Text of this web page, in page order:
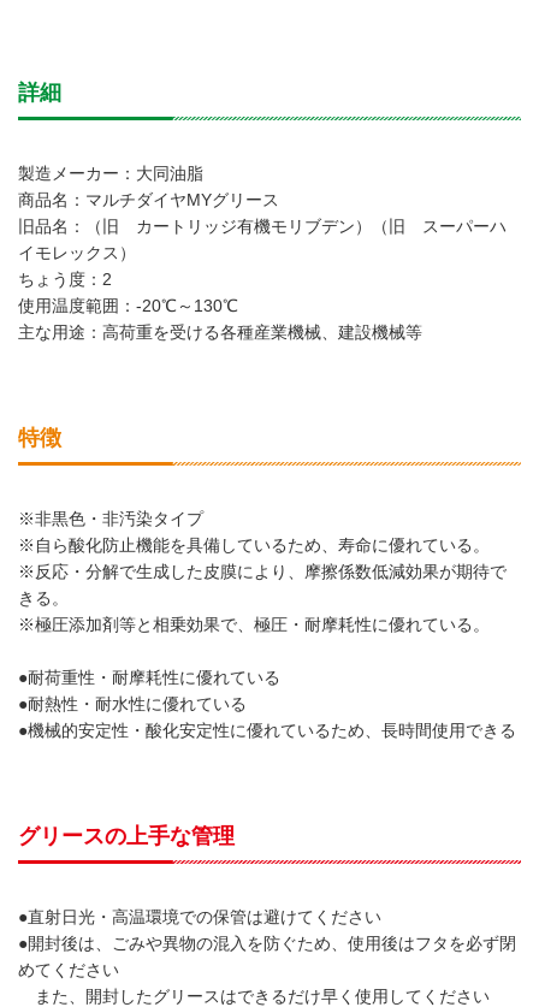
詳細
製造メーカー：大同油脂
商品名：マルチダイヤMYグリース
旧品名：（旧 カートリッジ有機モリブデン）（旧 スーパーハ
イモレックス）
ちょう度：2
使用温度範囲：-20℃～130℃
主な用途：高荷重を受ける各種産業機械、建設機械等
特徴
※非黒色・非汚染タイプ
※自ら酸化防止機能を具備しているため、寿命に優れている。
※反応・分解で生成した皮膜により、摩擦係数低減効果が期待で
きる。
※極圧添加剤等と相乗効果で、極圧・耐摩耗性に優れている。
●耐荷重性・耐摩耗性に優れている
●耐熱性・耐水性に優れている
●機械的安定性・酸化安定性に優れているため、長時間使用できる
グリースの上手な管理
●直射日光・高温環境での保管は避けてください
●開封後は、ごみや異物の混入を防ぐため、使用後はフタを必ず閉
めてください
また、開封したグリースはできるだけ早く使用してください